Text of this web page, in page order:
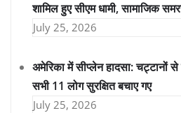
शामिल हुए सीएम धामी, सामाजिक
July 25, 2026
अमेरिका में सीप्लेन हादसा: चट्टानों
सभी 11 लोग सुरक्षित बचाए गए
July 25, 2026